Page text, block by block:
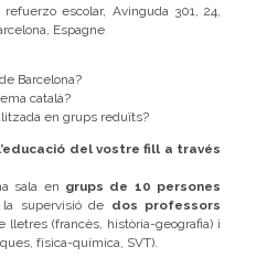
escolar, Avinguda 301, 24,
Espagne
Barcelona?
català?
en grups reduïts?
del vostre fill a través
sala en grups de 10 persones
supervisió de dos professors
lletres (francès, història-geografia) i
física-química, SVT).